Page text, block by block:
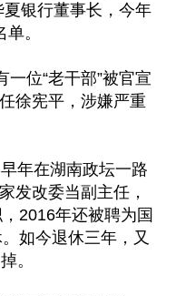
银行董事长，今年
。
位“老干部”被官宣
徐宪平，涉嫌严重
年在湖南政坛一路
发改委当副主任，
2016年还被聘为国
如今退休三年，又
。